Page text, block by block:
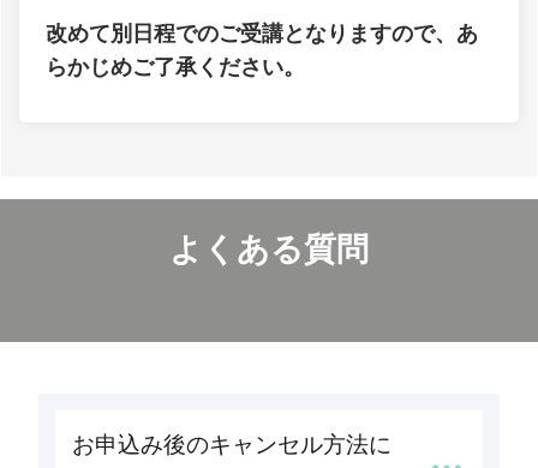
改めて別日程でのご受講となりますので、あ
らかじめご了承ください。
よくある質問
お申込み後のキャンセル方法に